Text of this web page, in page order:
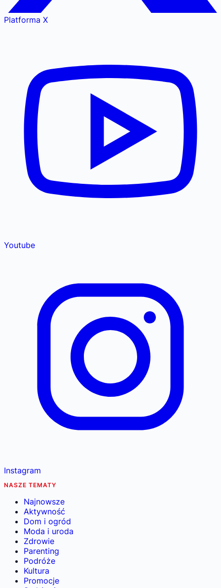
Platforma X
Youtube
Instagram
NASZE TEMATY
Najnowsze
Aktywność
Dom i ogród
Moda i uroda
Zdrowie
Parenting
Podróże
Kultura
Promocje